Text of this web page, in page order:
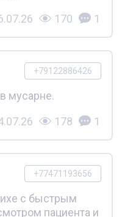
170 1
+79122886426
мусарне.
178 1
+77471193656
с быстрым
пациента и